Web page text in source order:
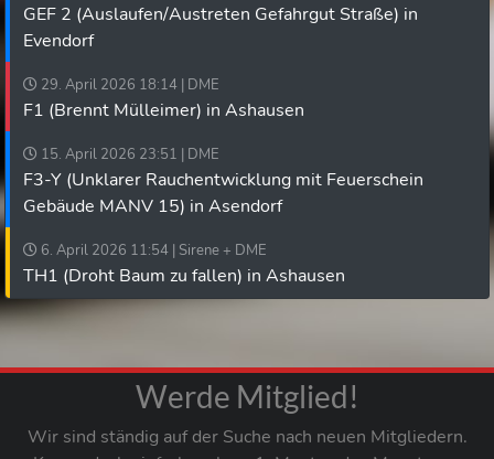
GEF 2 (Auslaufen/Austreten Gefahrgut Straße) in
Evendorf
29. April 2026 18:14 | DME
F1 (Brennt Mülleimer) in Ashausen
15. April 2026 23:51 | DME
F3-Y (Unklarer Rauchentwicklung mit Feuerschein
Gebäude MANV 15) in Asendorf
6. April 2026 11:54 | Sirene + DME
TH1 (Droht Baum zu fallen) in Ashausen
Werde Mitglied!
Wir sind ständig auf der Suche nach neuen Mitgliedern.